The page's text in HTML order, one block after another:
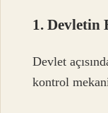
1. Devletin
Devlet
kontrol